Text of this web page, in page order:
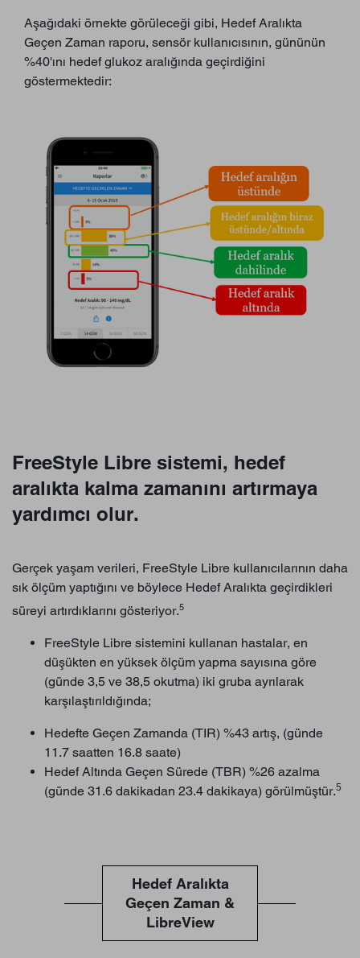
Aşağıdaki örnekte görüleceği gibi, Hedef Aralıkta
Geçen Zaman raporu, sensör kullanıcısının, gününün
%40'ını hedef glukoz aralığında geçirdiğini
göstermektedir:
FreeStyle Libre sistemi, hedef
aralıkta kalma zamanını artırmaya
yardımcı olur.
Gerçek yaşam verileri, FreeStyle Libre kullanıcılarının daha
sık ölçüm yaptığını ve böylece Hedef Aralıkta geçirdikleri
süreyi artırdıklarını gösteriyor.5
FreeStyle Libre sistemini kullanan hastalar, en
düşükten en yüksek ölçüm yapma sayısına göre
(günde 3,5 ve 38,5 okutma) iki gruba ayrılarak
karşılaştırıldığında;
Hedefte Geçen Zamanda (TIR) %43 artış, (günde
11.7 saatten 16.8 saate)
Hedef Altında Geçen Sürede (TBR) %26 azalma
(günde 31.6 dakikadan 23.4 dakikaya) görülmüştür.5
Hedef Aralıkta
Geçen Zaman &
LibreView